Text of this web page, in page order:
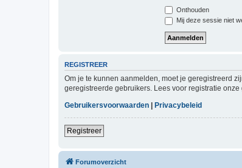
Onthouden
Mij deze sessie niet
REGISTREER
Om je te kunnen aanmelden, moet je geregistreerd
geregistreerde gebruikers. Lees voor registratie
Gebruikersvoorwaarden
Privacybeleid
Registreer
Forumoverzicht